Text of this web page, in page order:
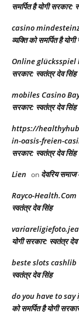
समर्पित है योगी सरकार:
casino
व्यक्ति को समर्पित है
Online glücksspiel
सरकार: स्वतंत्र देव सिंह
mobiles Casino
सरकार: स्वतंत्र देव सिंह
https://
in-oasis-freien-
सरकार: स्वतंत्र देव सिंह
Lien on देवरिय समाज
Rayco-Health.Com
स्वतंत्र देव सिंह
योगी सरकार: स्वतंत्र देव
beste slots cashlib
स्वतंत्र देव सिंह
do you have to
को समर्पित है योगी